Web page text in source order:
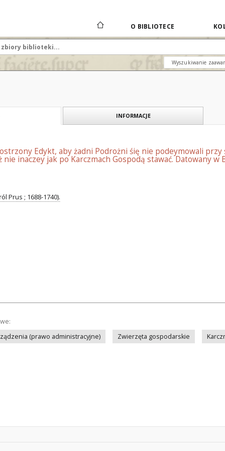
O BIBLIOTECE
Wyszukiwanie
INFORMACJE
Edykt, aby żadni Podrożni śię nie podeymowali przy
nie inaczey jak po Karczmach Gospodą stawać. Datowany
Prus ; 1688-1740).
(prawo administracyjne) Zwierzęta gospodarskie